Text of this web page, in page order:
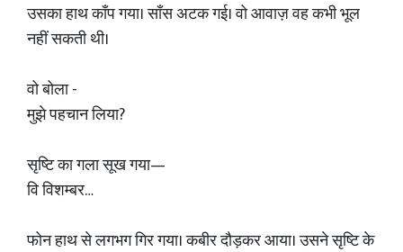
उसका हाथ काँप गया। साँस अटक गई। वो आवाज़ वह कभी भूल
नहीं सकती थी।
वो बोला -
मुझे पहचान लिया?
सृष्टि का गला सूख गया—
वि विशम्बर…
फोन हाथ से लगभग गिर गया। कबीर दौड़कर आया। उसने सृष्टि के